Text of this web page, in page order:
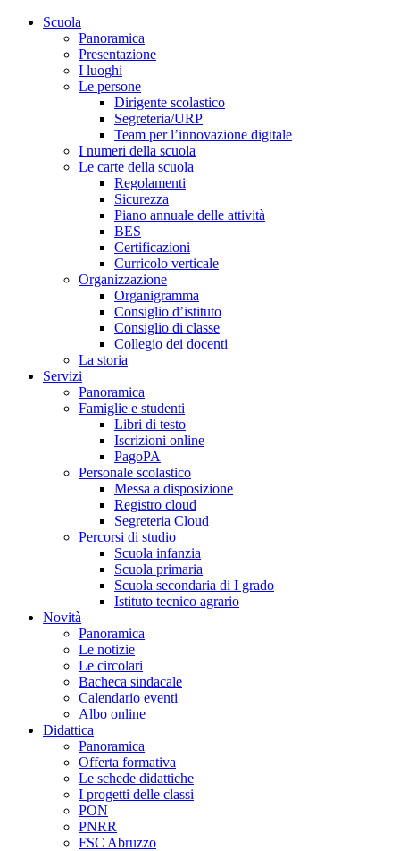
Scuola
Panoramica
Presentazione
I luoghi
Le persone
Dirigente scolastico
Segreteria/URP
Team per l’innovazione digitale
I numeri della scuola
Le carte della scuola
Regolamenti
Sicurezza
Piano annuale delle attività
BES
Certificazioni
Curricolo verticale
Organizzazione
Organigramma
Consiglio d’istituto
Consiglio di classe
Collegio dei docenti
La storia
Servizi
Panoramica
Famiglie e studenti
Libri di testo
Iscrizioni online
PagoPA
Personale scolastico
Messa a disposizione
Registro cloud
Segreteria Cloud
Percorsi di studio
Scuola infanzia
Scuola primaria
Scuola secondaria di I grado
Istituto tecnico agrario
Novità
Panoramica
Le notizie
Le circolari
Bacheca sindacale
Calendario eventi
Albo online
Didattica
Panoramica
Offerta formativa
Le schede didattiche
I progetti delle classi
PON
PNRR
FSC Abruzzo